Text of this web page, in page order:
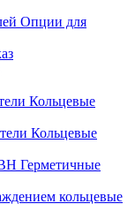
Опции для
Кольцевые
Кольцевые
Герметичные